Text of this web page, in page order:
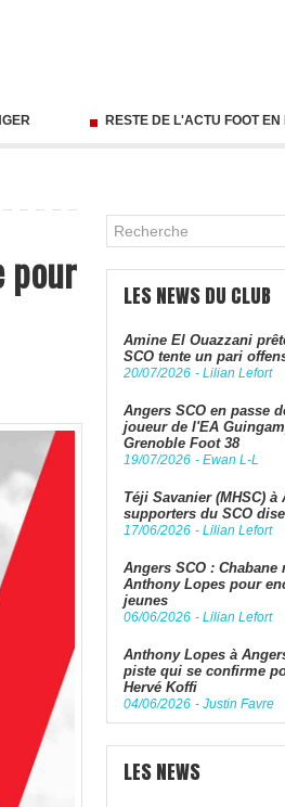
RESTE DE L'ACTU FOOT
pour
LES NEWS DU CLUB
Amine El Ouazzani
SCO tente un pari
20/07/2026 - Lilian Lefort
Angers SCO en passe
joueur de l'EA
Grenoble Foot 38
19/07/2026 - Ewan L-L
Téji Savanier (MHSC) à
supporters du SCO
17/06/2026 - Lilian Lefort
Angers SCO : Chabane
Anthony Lopes pour
jeunes
06/06/2026 - Lilian Lefort
Anthony Lopes à
piste qui se confirme
Hervé Koffi
04/06/2026 - Justin Favre
LES NEWS